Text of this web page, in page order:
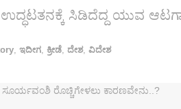
ಸಿಡಿದೆದ್ದ ಯುವ
ಇದೀಗ ಕ್ರೀಡೆ ದೇಶ, ವಿದೇಶ